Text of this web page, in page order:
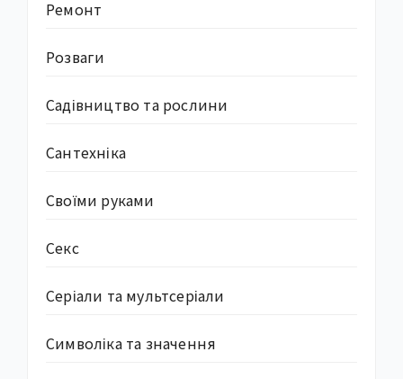
Ремонт
Розваги
Садівництво та рослини
Сантехніка
Своїми руками
Секс
Серіали та мультсеріали
Символіка та значення